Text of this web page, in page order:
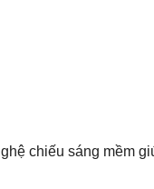
chiếu sáng mềm